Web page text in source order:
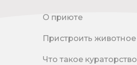
О приюте
Пристроить животное
Что такое кураторство